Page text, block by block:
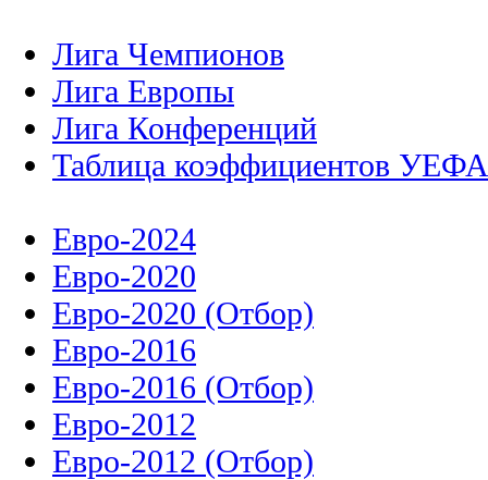
Лига Чемпионов
Лига Европы
Лига Конференций
Таблица коэффициентов УЕФА
Евро-2024
Евро-2020
Евро-2020 (Отбор)
Евро-2016
Евро-2016 (Отбор)
Евро-2012
Евро-2012 (Отбор)